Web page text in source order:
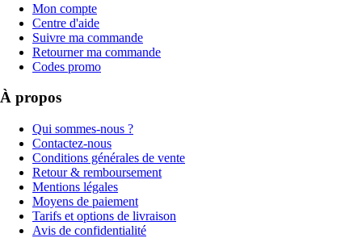
Mon compte
Centre d'aide
Suivre ma commande
Retourner ma commande
Codes promo
À propos
Qui sommes-nous ?
Contactez-nous
Conditions générales de vente
Retour & remboursement
Mentions légales
Moyens de paiement
Tarifs et options de livraison
Avis de confidentialité